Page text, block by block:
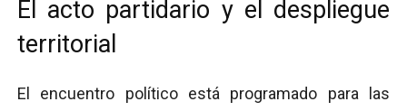
El acto partidario y el despliegue
territorial
El encuentro político está programado para las